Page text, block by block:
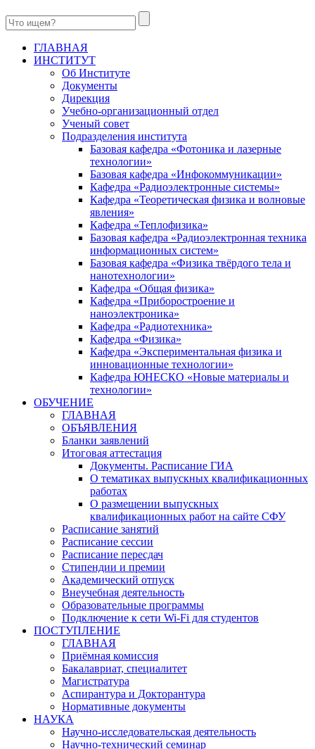
ГЛАВНАЯ
ИНСТИТУТ
Об Институте
Документы
Дирекция
Учебно-организационный отдел
Ученый совет
Подразделения института
Базовая кафедра «Фотоника и лазерные
технологии»
Базовая кафедра «Инфокоммуникации»
Кафедра «Радиоэлектронные системы»
Кафедра «Теоретическая физика и волновые
явления»
Кафедра «Теплофизика»
Базовая кафедра «Радиоэлектронная техника
информационных систем»
Базовая кафедра «Физика твёрдого тела и
нанотехнологии»
Кафедра «Общая физика»
Кафедра «Приборостроение и
наноэлектроника»
Кафедра «Радиотехника»
Кафедра «Физика»
Кафедра «Экспериментальная физика и
инновационные технологии»
Кафедра ЮНЕСКО «Новые материалы и
технологии»
ОБУЧЕНИЕ
ГЛАВНАЯ
ОБЪЯВЛЕНИЯ
Бланки заявлений
Итоговая аттестация
Документы. Расписание ГИА
О тематиках выпускных квалификационных
работах
О размещении выпускных
квалификационных работ на сайте СФУ
Расписание занятий
Расписание сессии
Расписание пересдач
Стипендии и премии
Академический отпуск
Внеучебная деятельность
Образовательные программы
Подключение к сети Wi-Fi для студентов
ПОСТУПЛЕНИЕ
ГЛАВНАЯ
Приёмная комиссия
Бакалавриат, специалитет
Магистратура
Аспирантура и Докторантура
Нормативные документы
НАУКА
Научно-исследовательская деятельность
Научно-технический семинар